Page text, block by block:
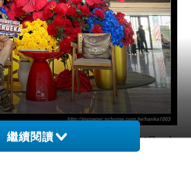
一來就有迎賓飲料可以喝 由
繼續閱讀